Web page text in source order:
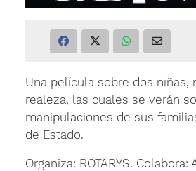
Una película sobre dos niñas,
realeza, las cuales se verán
manipulaciones de sus
de Estado.
Organiza: ROTARYS.